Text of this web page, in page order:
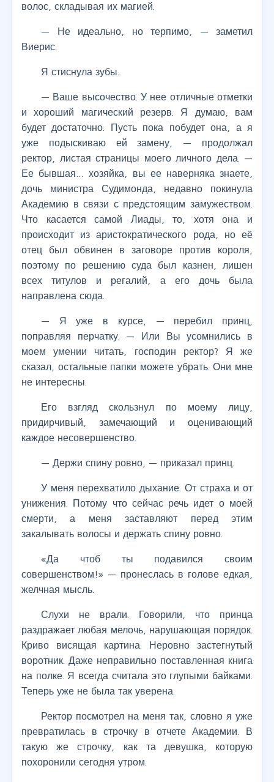
волос, складывая их магией.
— Не идеально, но терпимо, — заметил
Виерис.
Я стиснула зубы.
— Ваше высочество. У нее отличные отметки
и хороший магический резерв. Я думаю, вам
будет достаточно. Пусть пока побудет она, а я
уже подыскиваю ей замену, — продолжал
ректор, листая страницы моего личного дела. —
Ее бывшая… хозяйка, вы ее наверняка знаете,
дочь министра Судимонда, недавно покинула
Академию в связи с предстоящим замужеством.
Что касается самой Лиады, то, хотя она и
происходит из аристократического рода, но её
отец был обвинен в заговоре против короля,
поэтому по решению суда был казнен, лишен
всех титулов и регалий, а его дочь была
направлена сюда.
— Я уже в курсе, — перебил принц,
поправляя перчатку. — Или Вы усомнились в
моем умении читать, господин ректор? Я же
сказал, остальные папки можете убрать. Они мне
не интересны.
Его взгляд скользнул по моему лицу,
придирчивый, замечающий и оценивающий
каждое несовершенство.
— Держи спину ровно, — приказал принц.
У меня перехватило дыхание. От страха и от
унижения. Потому что сейчас речь идет о моей
смерти, а меня заставляют перед этим
закалывать волосы и держать спину ровно.
«Да чтоб ты подавился своим
совершенством!» — пронеслась в голове едкая,
желчная мысль.
Слухи не врали. Говорили, что принца
раздражает любая мелочь, нарушающая порядок.
Криво висящая картина. Неровно застегнутый
воротник. Даже неправильно поставленная книга
на полке. Я всегда считала это глупыми байками.
Теперь уже не была так уверена.
Ректор посмотрел на меня так, словно я уже
превратилась в строчку в отчете Академии. В
такую же строчку, как та девушка, которую
похоронили сегодня утром.